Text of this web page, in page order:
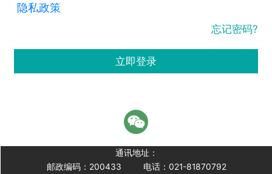
隐私政策
忘记密码?
立即登录
通讯地址：
邮政编码：200433
电话：021-81870792